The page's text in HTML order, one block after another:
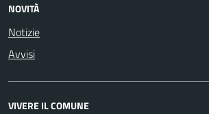
NOVITÀ
Notizie
Avvisi
VIVERE IL COMUNE